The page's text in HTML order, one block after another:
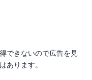
できないので広告を見
あります。